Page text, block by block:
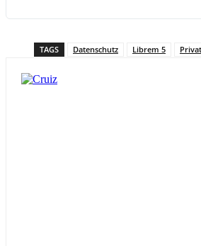
TAGS Datenschutz Librem 5